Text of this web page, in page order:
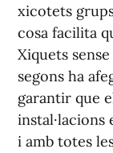
xicotets
cosa facilita
Xiquets
segons ha
garantir que
instal·lacions
i amb totes